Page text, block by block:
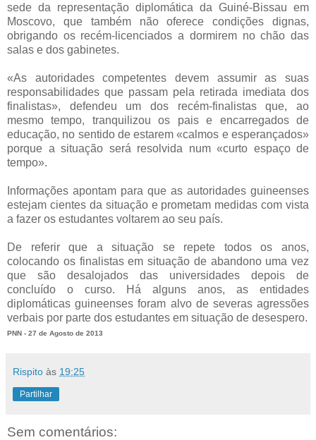
sede da representação diplomática da Guiné-Bissau em
Moscovo, que também não oferece condições dignas,
obrigando os recém-licenciados a dormirem no chão das
salas e dos gabinetes.
«As autoridades competentes devem assumir as suas
responsabilidades que passam pela retirada imediata dos
finalistas», defendeu um dos recém-finalistas que, ao
mesmo tempo, tranquilizou os pais e encarregados de
educação, no sentido de estarem «calmos e esperançados»
porque a situação será resolvida num «curto espaço de
tempo».
Informações apontam para que as autoridades guineenses
estejam cientes da situação e prometam medidas com vista
a fazer os estudantes voltarem ao seu país.
De referir que a situação se repete todos os anos,
colocando os finalistas em situação de abandono uma vez
que são desalojados das universidades depois de
concluído o curso. Há alguns anos, as entidades
diplomáticas guineenses foram alvo de severas agressões
verbais por parte dos estudantes em situação de desespero.
PNN - 27 de Agosto de 2013
Rispito às 19:25
Partilhar
Sem comentários: